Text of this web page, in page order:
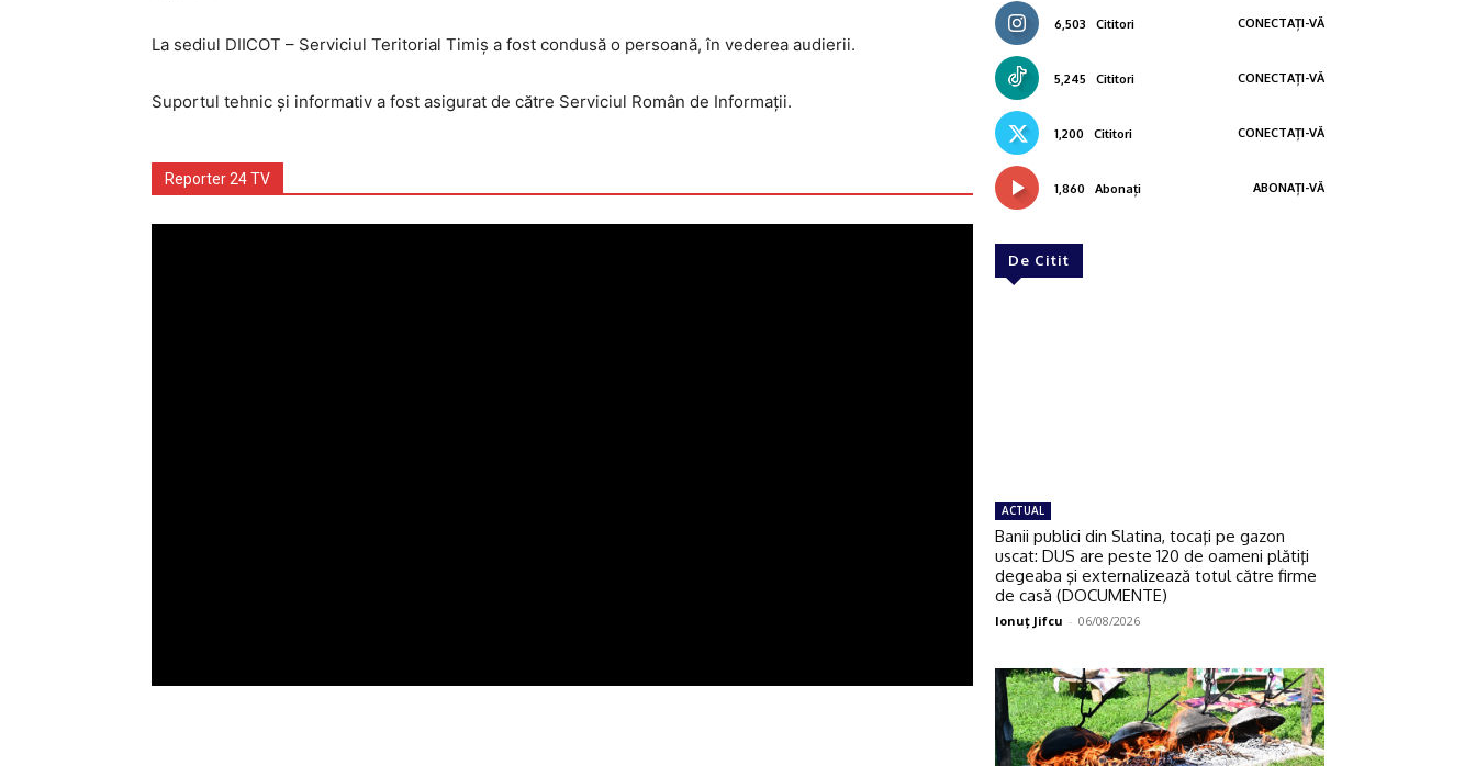
La sediul DIICOT – Serviciul Teritorial Timiș a fost condusă o persoană, în vederea audierii.
Suportul tehnic şi informativ a fost asigurat de către Serviciul Român de Informaţii.
Reporter 24 TV
6,503 Cititori CONECTAȚI-VĂ
5,245 Cititori CONECTAȚI-VĂ
1,200 Cititori CONECTAȚI-VĂ
1,860 Abonați ABONAȚI-VĂ
De Citit
ACTUAL
Banii publici din Slatina, tocaţi pe gazon
uscat: DUS are peste 120 de oameni plătiţi
degeaba şi externalizează totul către firme
de casă (DOCUMENTE)
Ionuţ Jifcu - 06/08/2026